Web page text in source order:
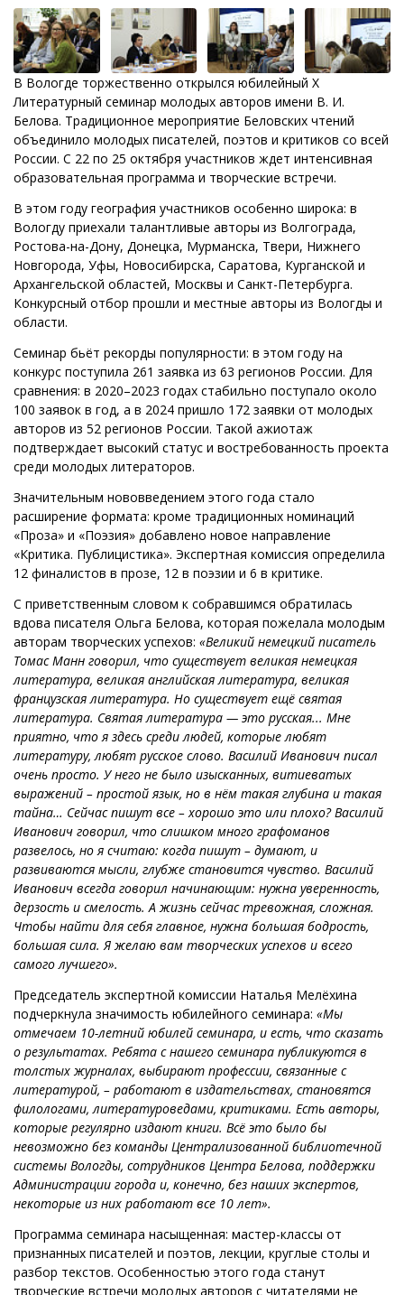
В Вологде торжественно открылся юбилейный X
Литературный семинар молодых авторов имени В. И.
Белова. Традиционное мероприятие Беловских чтений
объединило молодых писателей, поэтов и критиков со всей
России. С 22 по 25 октября участников ждет интенсивная
образовательная программа и творческие встречи.
В этом году география участников особенно широка: в
Вологду приехали талантливые авторы из Волгограда,
Ростова-на-Дону, Донецка, Мурманска, Твери, Нижнего
Новгорода, Уфы, Новосибирска, Саратова, Курганской и
Архангельской областей, Москвы и Санкт-Петербурга.
Конкурсный отбор прошли и местные авторы из Вологды и
области.
Семинар бьёт рекорды популярности: в этом году на
конкурс поступила 261 заявка из 63 регионов России. Для
сравнения: в 2020–2023 годах стабильно поступало около
100 заявок в год, а в 2024 пришло 172 заявки от молодых
авторов из 52 регионов России. Такой ажиотаж
подтверждает высокий статус и востребованность проекта
среди молодых литераторов.
Значительным нововведением этого года стало
расширение формата: кроме традиционных номинаций
«Проза» и «Поэзия» добавлено новое направление
«Критика. Публицистика». Экспертная комиссия определила
12 финалистов в прозе, 12 в поэзии и 6 в критике.
С приветственным словом к собравшимся обратилась
вдова писателя Ольга Белова, которая пожелала молодым
авторам творческих успехов: «Великий немецкий писатель
Томас Манн говорил, что существует великая немецкая
литература, великая английская литература, великая
французская литература. Но существует ещё святая
литература. Святая литература — это русская... Мне
приятно, что я здесь среди людей, которые любят
литературу, любят русское слово. Василий Иванович писал
очень просто. У него не было изысканных, витиеватых
выражений – простой язык, но в нём такая глубина и такая
тайна… Сейчас пишут все – хорошо это или плохо? Василий
Иванович говорил, что слишком много графоманов
развелось, но я считаю: когда пишут – думают, и
развиваются мысли, глубже становится чувство. Василий
Иванович всегда говорил начинающим: нужна уверенность,
дерзость и смелость. А жизнь сейчас тревожная, сложная.
Чтобы найти для себя главное, нужна большая бодрость,
большая сила. Я желаю вам творческих успехов и всего
самого лучшего».
Председатель экспертной комиссии Наталья Мелёхина
подчеркнула значимость юбилейного семинара: «Мы
отмечаем 10-летний юбилей семинара, и есть, что сказать
о результатах. Ребята с нашего семинара публикуются в
толстых журналах, выбирают профессии, связанные с
литературой, – работают в издательствах, становятся
филологами, литературоведами, критиками. Есть авторы,
которые регулярно издают книги. Всё это было бы
невозможно без команды Централизованной библиотечной
системы Вологды, сотрудников Центра Белова, поддержки
Администрации города и, конечно, без наших экспертов,
некоторые из них работают все 10 лет».
Программа семинара насыщенная: мастер-классы от
признанных писателей и поэтов, лекции, круглые столы и
разбор текстов. Особенностью этого года станут
творческие встречи молодых авторов с читателями не